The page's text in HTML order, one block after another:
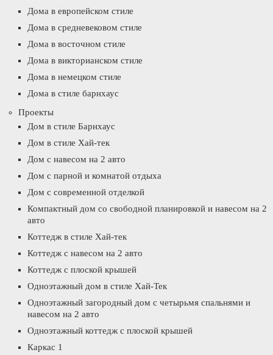
Дома в европейском стиле
Дома в средневековом стиле
Дома в восточном стиле
Дома в викторианском стиле
Дома в немецком стиле
Дома в стиле барнхаус
Проекты
Дом в стиле Барнхаус
Дом в стиле Хай-тек
Дом с навесом на 2 авто
Дом с парной и комнатой отдыха
Дом с современной отделкой
Компактный дом со свободной планировкой и навесом на 2
авто
Коттедж в стиле Хай-тек
Коттедж с навесом на 2 авто
Коттедж с плоской крышей
Одноэтажный дом в стиле Хай-Тек
Одноэтажный загородный дом с четырьмя спальнями и
навесом на 2 авто
Одноэтажный коттедж с плоской крышей
Каркас 1